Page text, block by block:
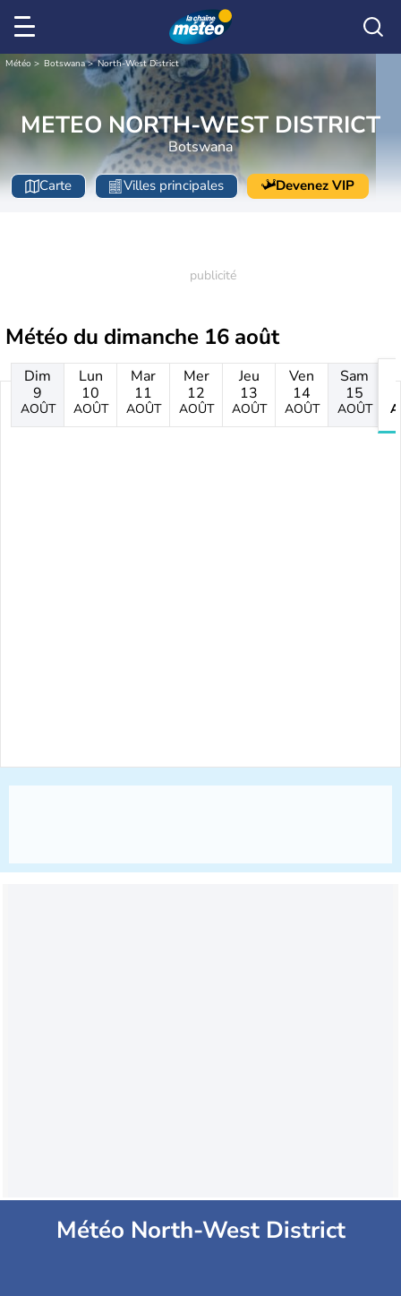
Météo Botswana North-West District
METEO NORTH-WEST DISTRICT
Botswana
Carte Villes principales Devenez VIP
Météo du dimanche 16 août
Dim
9
AOÛT
Lun
10
AOÛT
Mar
11
AOÛT
Mer
12
AOÛT
Jeu
13
AOÛT
Ven
14
AOÛT
Sam
15
AOÛT
Météo North-West District